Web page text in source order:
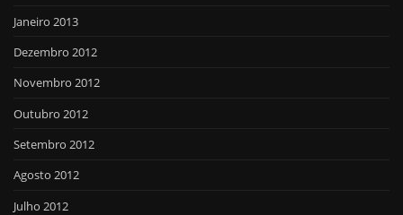
Janeiro 2013
Dezembro 2012
Novembro 2012
Outubro 2012
Setembro 2012
Agosto 2012
Julho 2012